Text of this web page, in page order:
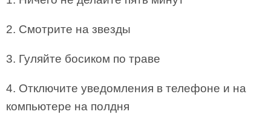
2. Смотрите на звезды
3. Гуляйте босиком по траве
4. Отключите уведомления в телефоне и на
компьютере на полдня